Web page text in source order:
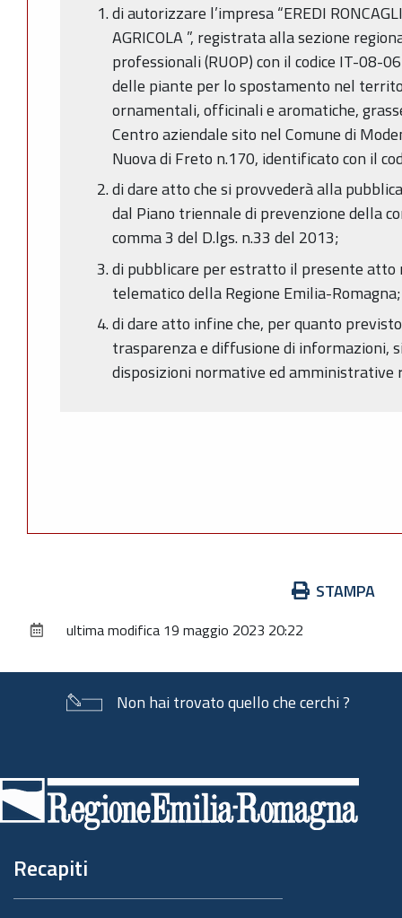
di autorizzare l’impresa “EREDI
AGRICOLA ”, registrata alla sezione
professionali (RUOP) con il codice IT-08-
delle piante per lo spostamento nel
ornamentali, officinali e aromatiche,
Centro aziendale sito nel Comune di
Nuova di Freto n.170, identificato con il
di dare atto che si provvederà alla
dal Piano triennale di prevenzione della
comma 3 del D.lgs. n.33 del 2013;
di pubblicare per estratto il presente
telematico della Regione Emilia-Romagna;
di dare atto infine che, per quanto
trasparenza e diffusione di informazioni,
disposizioni normative ed
documento
STAMPA
ultima modifica 19 maggio 2023 20:22
Non hai trovato quello che cerchi ?
di
pagina
Recapiti